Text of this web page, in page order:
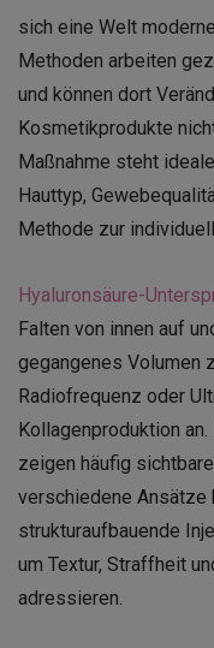
sich eine Welt
Methoden arbeiten
und können dort
Kosmetikprodukte
Maßnahme steht
Hauttyp,
Methode zur
Hyaluronsäure-
Falten von innen auf
gegangenes Volumen
Radiofrequenz oder
Kollagenproduktion
zeigen häufig
verschiedene Ansätze
strukturaufbauende
um Textur, Straffheit
adressieren.